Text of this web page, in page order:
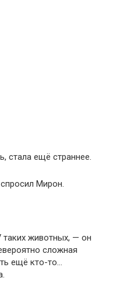
стала ещё страннее.
Мирон.
животных, — он
сложная
ещё кто-то…